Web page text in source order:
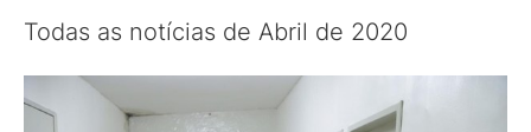
Todas as notícias de Abril de 2020